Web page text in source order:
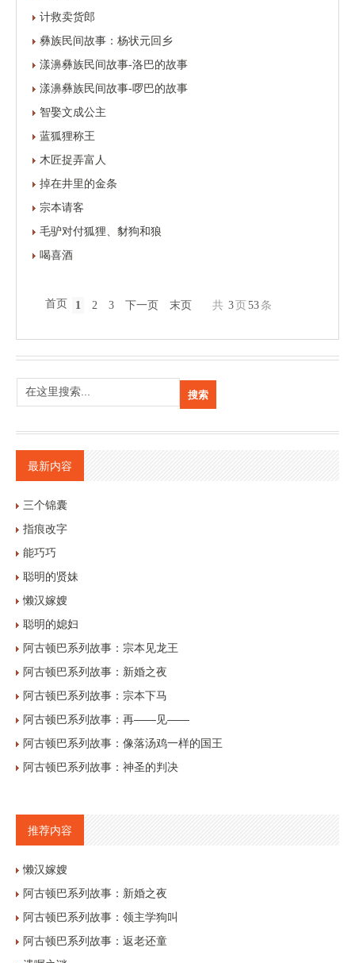
计救卖货郎
彝族民间故事：杨状元回乡
漾濞彝族民间故事-洛巴的故事
漾濞彝族民间故事-啰巴的故事
智娶文成公主
蓝狐狸称王
木匠捉弄富人
掉在井里的金条
宗本请客
毛驴对付狐狸、豺狗和狼
喝喜酒
首页 1 2 3 下一页 末页 共 3 页 53 条
最新内容
三个锦囊
指痕改字
能巧巧
聪明的贤妹
懒汉嫁嫂
聪明的媳妇
阿古顿巴系列故事：宗本见龙王
阿古顿巴系列故事：新婚之夜
阿古顿巴系列故事：宗本下马
阿古顿巴系列故事：再——见——
阿古顿巴系列故事：像落汤鸡一样的国王
阿古顿巴系列故事：神圣的判决
推荐内容
懒汉嫁嫂
阿古顿巴系列故事：新婚之夜
阿古顿巴系列故事：领主学狗叫
阿古顿巴系列故事：返老还童